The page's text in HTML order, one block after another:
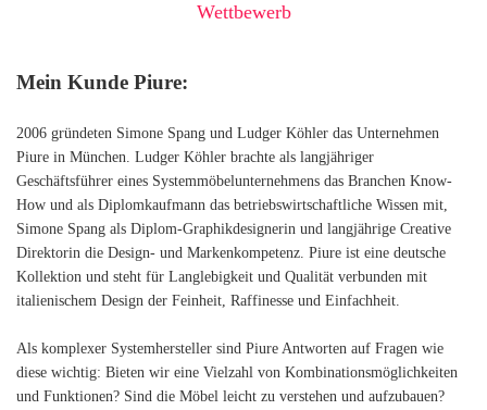
Wettbewerb
Mein Kunde Piure:
2006 gründeten Simone Spang und Ludger Köhler das Unternehmen
Piure in München. Ludger Köhler brachte als langjähriger
Geschäftsführer eines Systemmöbelunternehmens das Branchen Know-
How und als Diplomkaufmann das betriebswirtschaftliche Wissen mit,
Simone Spang als Diplom-Graphikdesignerin und langjährige Creative
Direktorin die Design- und Markenkompetenz. Piure ist eine deutsche
Kollektion und steht für Langlebigkeit und Qualität verbunden mit
italienischem Design der Feinheit, Raffinesse und Einfachheit.
Als komplexer Systemhersteller sind Piure Antworten auf Fragen wie
diese wichtig: Bieten wir eine Vielzahl von Kombinationsmöglichkeiten
und Funktionen? Sind die Möbel leicht zu verstehen und aufzubauen?